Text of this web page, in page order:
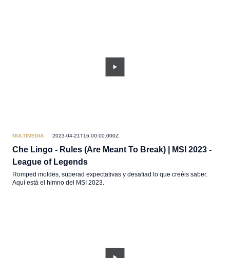
MULTIMEDIA 2023-04-21T16:00:00.000Z
Che Lingo - Rules (Are Meant To Break) | MSI 2023 -
League of Legends
Romped moldes, superad expectativas y desafiad lo que creéis saber.
Aquí está el himno del MSI 2023.